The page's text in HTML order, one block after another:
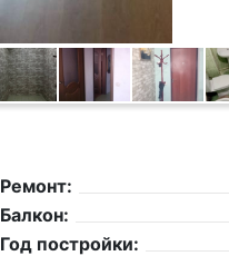
Ремонт:
Балкон:
Год постройки: